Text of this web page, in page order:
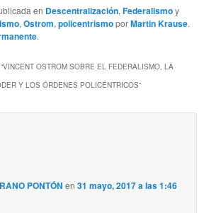
en Descentralización,Federalismoy
,Ostrom,policentrismoporMartin Krause.
.
VINCENT OSTROM SOBRE EL FEDERALISMO, LA
Y LOS ÓRDENES POLICÉNTRICOS”
PONTÓN en31 mayo, 2017 a las 1:46